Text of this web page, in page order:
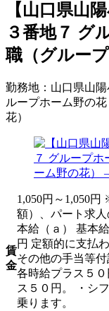
【山口県山
３番地７ グ
職（グルー
勤務地： 山口県山
ループホーム野の花
花）
賃
金
1,050円～1,050
額）、パート求
本給（ａ） 基本
円 定額的に支払
その他の手当等
各時給プラス５
ス５０円。 ・シ
乗ります。